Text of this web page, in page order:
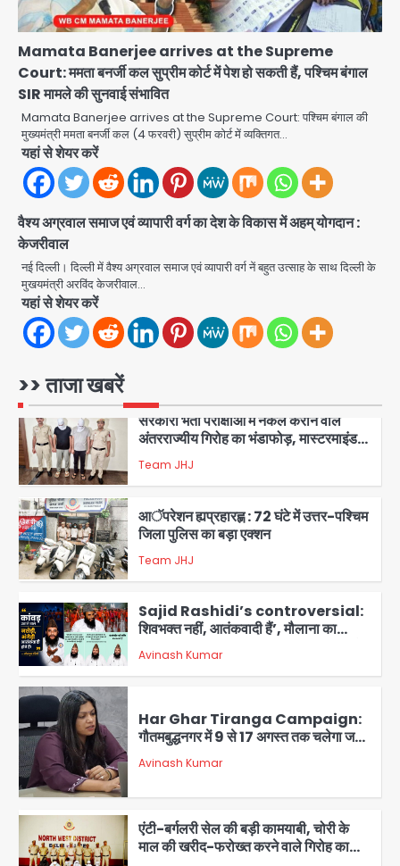
Mamata Banerjee arrives at the Supreme
Court: ममता बनर्जी कल सुप्रीम कोर्ट में पेश हो सकती हैं, पश्चिम बंगाल
SIR मामले की सुनवाई संभावित
Mamata Banerjee arrives at the Supreme Court: पश्चिम बंगाल की
मुख्यमंत्री ममता बनर्जी कल (4 फरवरी) सुप्रीम कोर्ट में व्यक्तिगत…
यहां से शेयर करें
वैश्य अग्रवाल समाज एवं व्यापारी वर्ग का देश के विकास में अहम् योगदान :
केजरीवाल
नई दिल्ली। दिल्ली में वैश्य अग्रवाल समाज एवं व्यापारी वर्ग नें बहुत उत्साह के साथ दिल्ली के
मुखयमंत्री अरविंद केजरीवाल…
यहां से शेयर करें
>> ताजा खबरें
4
आॅपरेशन ह्यप्रहारह्ण : 72 घंटे में उत्तर-पश्चिम
जिला पुलिस का बड़ा एक्शन
Team JHJ
5
Sajid Rashidi’s controversial:
शिवभक्त नहीं, आतंकवादी हैं’, मौलाना का
कांवड़ियों पर विवादित बयान, BJP विधायक ने
1
Har Ghar Tiranga Campaign:
गौतमबुद्धनगर में 9 से 17 अगस्त तक चलेगा जन-
बैठक
Avinash Kumar
2
एंटी-बर्गलरी सेल की बड़ी कामयाबी, चोरी के
माल की खरीद-फरोख्त करने वाले गिरोह का
3
सरकारी भर्ती परीक्षाओं में नकल कराने वाले
अंतरराज्यीय गिरोह का भंडाफोड़, मास्टरमाइंड
Team JHJ
4
आॅपरेशन ह्यप्रहारह्ण : 72 घंटे में उत्तर-पश्चिम
जिला पुलिस का बड़ा एक्शन
Team JHJ
5
Sajid Rashidi’s controversial:
शिवभक्त नहीं, आतंकवादी हैं’, मौलाना का
कराई FIR, NSA की मांग
Avinash Kumar
1
Har Ghar Tiranga Campaign:
गौतमबुद्धनगर में 9 से 17 अगस्त तक चलेगा जन-
जागरूकता महाअभियान, डीएम ने की समीक्षा
बैठक
Avinash Kumar
एंटी-बर्गलरी सेल की बड़ी कामयाबी, चोरी के
माल की खरीद-फरोख्त करने वाले गिरोह का